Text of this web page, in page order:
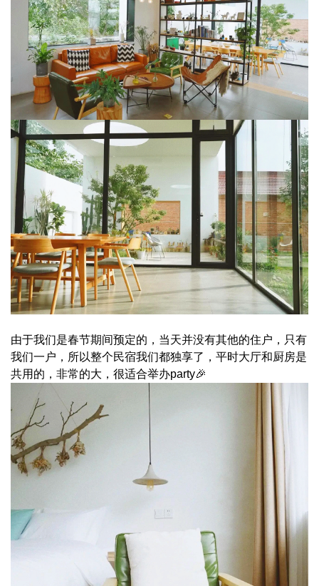
由于我们是春节期间预定的，当天并没有其他的住户，只有
我们一户，所以整个民宿我们都独享了，平时大厅和厨房是
共用的，非常的大，很适合举办party🎉